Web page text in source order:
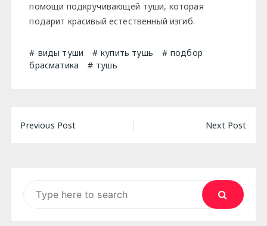
помощи подкручивающей туши, которая
подарит красивый естественный изгиб.
виды туши купить тушь
подбор
брасматика
тушь
Навигация
Previous Post Next Post